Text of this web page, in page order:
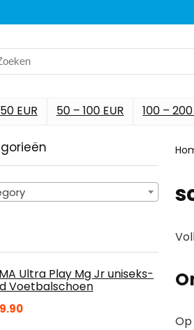
EUR 50 – 100 EUR 100 – 200
Ultra Play Mg Jr uniseks-
Voetbalschoen